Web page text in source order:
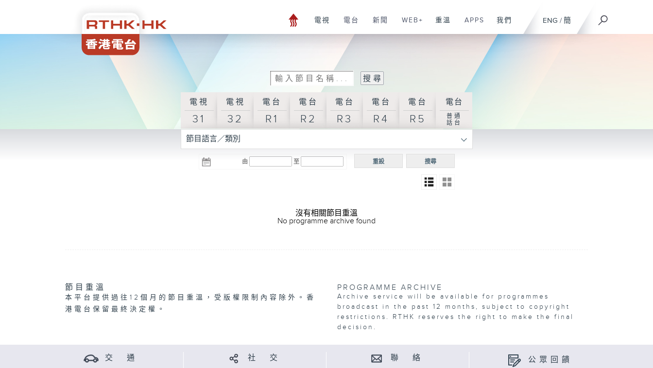
ENG / 簡
電視 電台 新聞 WEB+ 重溫 APPS 我們
電視
31
電視
32
電台
R1
電台
R2
電台
R3
電台
R4
電台
R5
電台
普通
話台
節目語言／類別
由 至 搜尋
重設
沒有相關節目重溫
No programme archive found
節目重溫
本平台提供過往12個月的節目重溫，受版權限制內容除外。香
港電台保留最終決定權。
PROGRAMME ARCHIVE
Archive service will be available for programmes
broadcast in the past 12 months, subject to copyright
restrictions. RTHK reserves the right to make the final
decision.
交 通 社 交 聯 絡 公眾回饋